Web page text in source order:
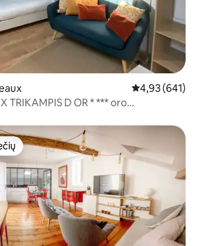
Vidutinis
4,93 (641)
TRIKAMPIS D OR * *** oro